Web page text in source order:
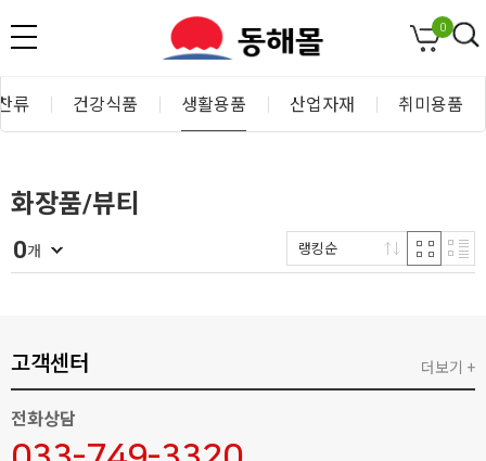
0
류 건강식품 생활용품 산업자재 취미용품
화장품/뷰티
0개 랭킹순
고객센터
전화상담
더보기 +